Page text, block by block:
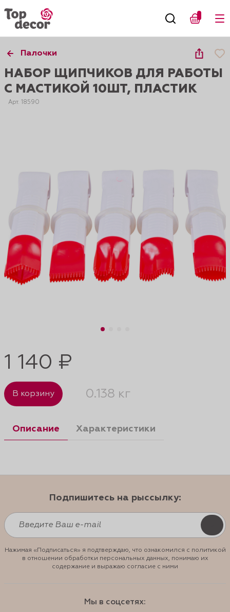
Палочки
НАБОР ЩИПЧИКОВ ДЛЯ РАБОТЫ
С МАСТИКОЙ 10ШТ, ПЛАСТИК
Арт. 18590
1 140 ₽
В корзину 0.138 кг
Описание Характеристики
Подпишитесь на рыссылку:
Нажимая «Подписаться» я подтверждаю, что ознакомился с политикой
в отношении обработки персональных данных, понимаю их
содержание и выражаю согласие с ними
Мы в соцсетях: